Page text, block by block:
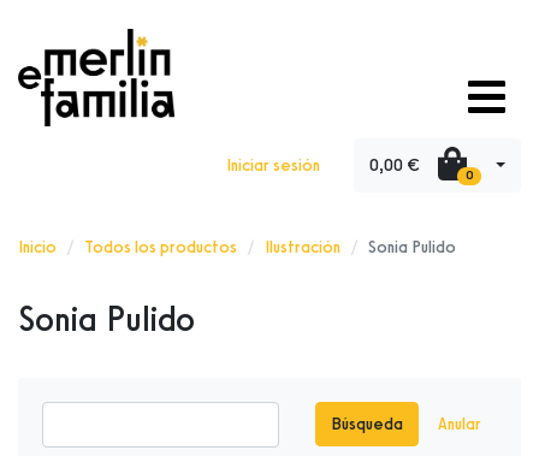
Iniciar sesión 0,00 € 0
Inicio Todos los productos Ilustración Sonia Pulido
Sonia Pulido
Búsqueda Anular